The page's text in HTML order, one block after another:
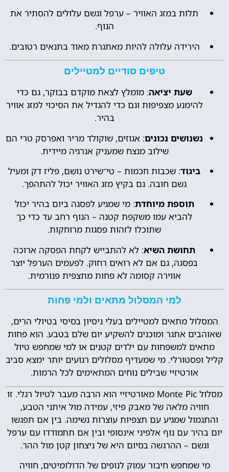
תלות במזג האוויר – ערפל וגשם עלולים להסתיר את
הנוף.
הירידה עלולה להיות מאתגרת מאוד בתנאים רטובים.
טיפים סודיים למטיילים
שעת יציאה: מומלץ לצאת מוקדם בבוקר, גם כדי
להימנע מצפיפות וגם כדי להגדיל את הסיכוי למזג אוויר
בהיר.
נשנושים נכונים: אגוזים, שוקולד מריר ואפרסק טרי הם
שילוב מנצח שמעניק אנרגיה מיידית.
ביגוד: שכבות חכמות – טי־שירט נושם, פליז דק ומעיל
גשם חובה. גם בקיץ מזג האוויר יכול להתהפך.
תוספת מיוחדת: מי שמגיע לפסגה ביום בהיר יכול
להביא עמו משקפת קטנה – הנוף רחב עד כדי כך
שתוכלו לזהות פסגות מרוחקות.
תחושת השיא: לא להתבייש לקחת הפסקה ארוכה
בפסגה, גם אם לא רואים רחוק. לפעמים הערפל יוצר
אווירה קסומה לא פחות מתצפית פנורמית.
למי המסלול מתאים ולמי פחות
המסלול מתאים למטיילים בעלי ניסיון בסיסי בטיולי הרים,
שאוהבים אתגר ומוכנים להשקיע יום שלם בטבע. הוא פחות
מתאים למשפחות עם ילדים קטנים או למי שמחפש טיול
קליל ופסטורלי. מי שמעדיף מסלולים רגועים יותר ימצא סביב
אורטיזיי שבילים נוחים המתאימים לכל הרמות.
מסלול Monte Pic מאורטיזיי הוא הרבה מעבר לטיול רגלי. זו
חוויה מלאה של מאבק פיזי, עמידה מול איתני הטבע,
והתגמול שמגיע עם תצפיות עוצרות נשימה. בין אם תפגשו
יום בהיר עם נוף אלפיני אינסופי ובין אם תתמודדו עם ערפל
וגשם – ההרגשה בסיום היא של ניצחון קטן מול ההר.
מי שמחפש חיבור עמוק לנופים של הדולומיטים, חוויה